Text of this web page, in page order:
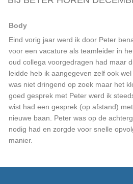
Body
Eind vorig jaar werd ik door Peter
voor een vacature als teamleider in
oud collega voorgedragen had maar
leidde heb ik aangegeven zelf ook
was niet dringend op zoek maar het
goed gesprek met Peter werd ik
wist had een gesprek (op afstand)
nieuwe baan. Peter was op de
nodig had en zorgde voor snelle
manier.